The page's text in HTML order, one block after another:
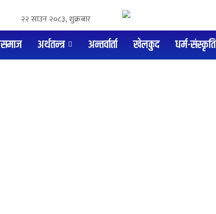
२२ साउन २०८३, शुक्रबार
समाज अर्थतन्त्र अन्तर्वार्ता खेलकुद धर्म-संस्कृति